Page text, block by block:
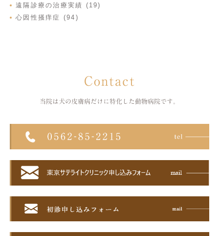
遠隔診療の治療実績 (19)
心因性掻痒症 (94)
Contact
当院は犬の皮膚病だけに特化した 動物病院です。